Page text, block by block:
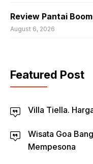
Review Pantai
August 6, 2026
Featured Post
Villa Tiella.
Wisata Goa
Mempesona